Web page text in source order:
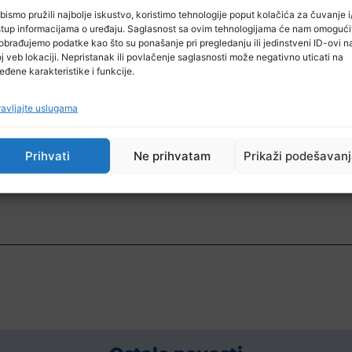
pružili najbolje iskustvo, koristimo tehnologije poput kolačića za čuvanje
informacijama o uređaju. Saglasnost sa ovim tehnologijama će nam
podatke kao što su ponašanje pri pregledanju ili jedinstveni ID-ovi
veb lokaciji. Nepristanak ili povlačenje saglasnosti može negativno uticati na
karakteristike i funkcije.
uslugama
Prihvati Ne prihvatam Prikaži
– 25 miliona djece propustilo je svoju prvu dozu,
nazad u globalnom naporima postizanja i
zarazu. U mnogim zemljama širom svijeta, čim
broj slučajeva morbila i epidemija – saopćeno je